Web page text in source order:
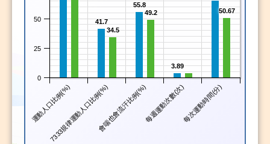
41.7
55.8
3.89
34.5
49.2 50.67
運動人口比例(%)
7333規律運動人口比例(%)會喘也會流汗比例(%)每週運動次數(次)每次運動時間(分)
0
25
50